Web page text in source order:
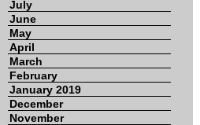
July
June
May
April
March
February
January 2019
December
November